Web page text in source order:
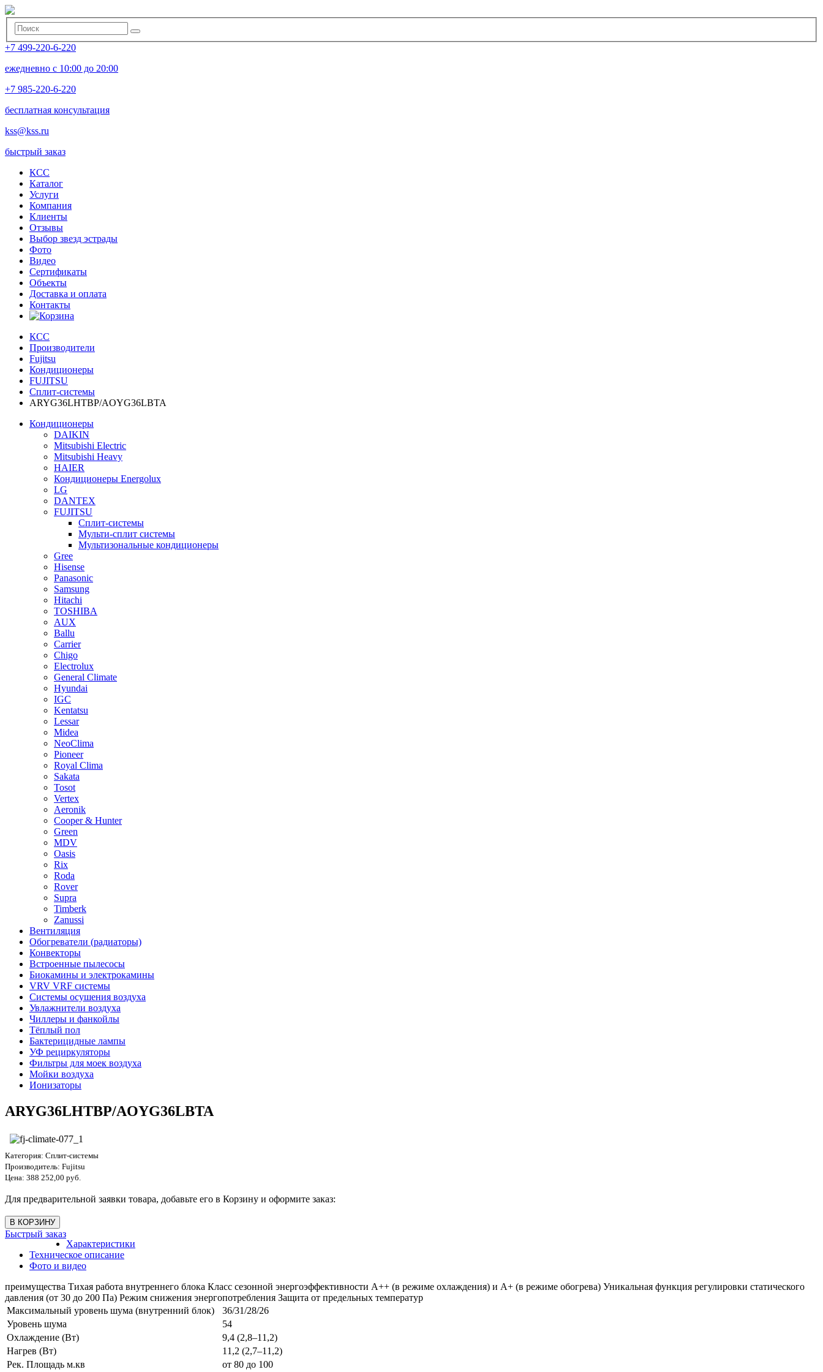
+7 499-220-6-220
ежедневно с 10:00 до 20:00
+7 985-220-6-220
бесплатная консультация
kss@kss.ru
быстрый заказ
КСС
Каталог
Услуги
Компания
Клиенты
Oтзывы
Выбор звезд эстрады
Фото
Видео
Сертификаты
Объекты
Доставка и оплата
Контакты
КСС
Производители
Fujitsu
Кондиционеры
FUJITSU
Сплит-системы
ARYG36LHTBP/AOYG36LBTA
Кондиционеры
DAIKIN
Mitsubishi Electric
Mitsubishi Heavy
HAIER
Кондиционеры Energolux
LG
DANTEX
FUJITSU
Сплит-системы
Мульти-сплит системы
Мультизональные кондиционеры
Gree
Hisense
Panasonic
Samsung
Hitachi
TOSHIBA
AUX
Ballu
Carrier
Chigo
Electrolux
General Climate
Hyundai
IGC
Kentatsu
Lessar
Midea
NeoClima
Pioneer
Royal Clima
Sakata
Tosot
Vertex
Aeronik
Cooper & Hunter
Green
MDV
Oasis
Rix
Roda
Rover
Supra
Timberk
Zanussi
Вентиляция
Обогреватели (радиаторы)
Конвекторы
Встроенные пылесосы
Биокамины и электрокамины
VRV VRF системы
Системы осушения воздуха
Увлажнители воздуха
Чиллеры и фанкойлы
Тёплый пол
Бактерицидные лампы
УФ рециркуляторы
Фильтры для моек воздуха
Мойки воздуха
Ионизаторы
ARYG36LHTBP/AOYG36LBTA
Категория: Сплит-системы
Производитель: Fujitsu
Цена: 388 252,00 руб.
Для предварительной заявки товара, добавьте его в Корзину и оформите заказ:
Быстрый заказ
Характеристики
Техническое описание
Фото и видео
преимущества Тихая работа внутреннего блока Класс сезонной энергоэффективности А++ (в режиме охлаждения) и А+ (в режиме обогрева) Уникальная функция регулировки статического
давления (от 30 до 200 Па) Режим снижения энергопотребления Защита от предельных температур
Максимальный уровень шума (внутренний блок)
36/31/28/26
Уровень шума
54
Охлаждение (Вт)
9,4 (2,8–11,2)
Нагрев (Вт)
11,2 (2,7–11,2)
Рек. Площадь м.кв
от 80 до 100